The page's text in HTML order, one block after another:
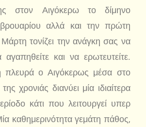
στον Αιγόκερω το δίμηνο
αλλά και την πρώτη
τονίζει την ανάγκη σας να
και να ερωτευτείτε.
ο Αιγόκερως μέσα στο
χρονιάς διανύει μία ιδιαίτερα
κάτι που λειτουργεί υπερ
καθημερινότητα γεμάτη πάθος,